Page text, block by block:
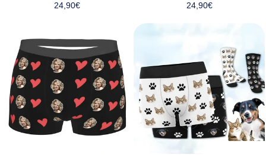
24,90€
24,90€